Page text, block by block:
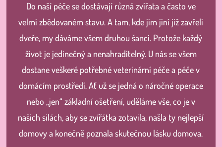
Do naší péče se dostávají různá zvířata a často ve
velmi zbědovaném stavu. A tam, kde jim jiní již zavřeli
dveře, my dáváme všem druhou šanci. Protože každý
život je jedinečný a nenahraditelný. U nás se všem
dostane veškeré potřebné veterinární péče a péče v
domácím prostředí. Ať už se jedná o náročné operace
nebo „jen“ základní ošetření, uděláme vše, co je v
našich silách, aby se zvířátka zotavila, našla ty nejlepší
domovy a konečně poznala skutečnou lásku domova.